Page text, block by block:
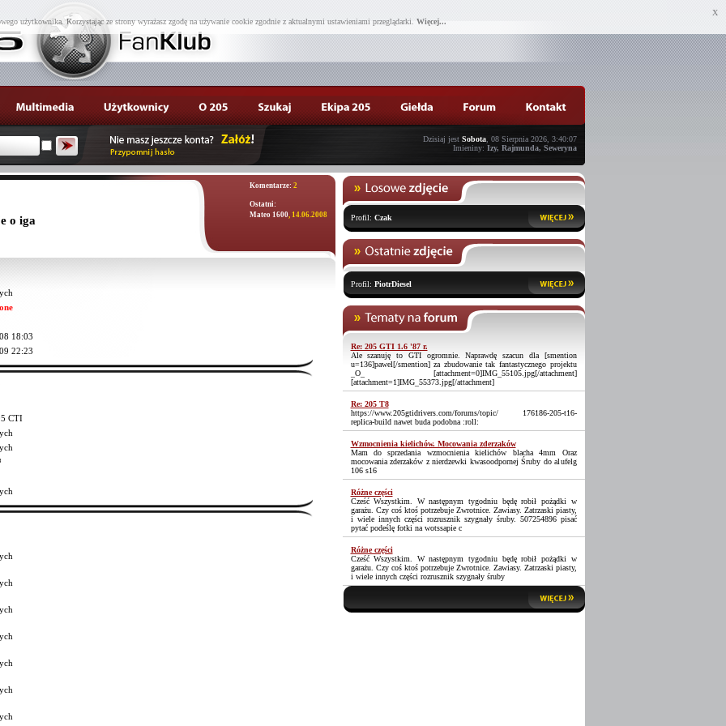
X
użytkownika. Korzystając ze strony wyrażasz zgodę na używanie cookie zgodnie z aktualnymi ustawieniami przeglądarki. Więcej...
Dzisiaj jest Sobota, 08 Sierpnia 2026, 3:40:07
Imieniny: Izy, Rajmunda, Seweryna
o iga
Komentarze: 2
Ostatni:
Mateo 1600, 14.06.2008
18:03
22:23
CTI
Profil: Czak
Profil: PiotrDiesel
Re: 205 GTI 1.6 '87 r.
Ale szanuję to GTI ogromnie. Naprawdę szacun dla [smention
u=136]pawel[/smention] za zbudowanie tak fantastycznego projektu
_O_ [attachment=0]IMG_55105.jpg[/attachment]
[attachment=1]IMG_55373.jpg[/attachment]
Re: 205 T8
https://www.205gtidrivers.com/forums/topic/ 176186-205-t16-
replica-build nawet buda podobna :roll:
Wzmocnienia kielichów. Mocowania zderzaków
Mam do sprzedania wzmocnienia kielichów blacha 4mm Oraz
mocowania zderzaków z nierdzewki kwasoodpornej Śruby do alufelg
106 s16
Różne części
Cześć Wszystkim. W następnym tygodniu będę robił pożądki w
garażu. Czy coś ktoś potrzebuje Zwrotnice. Zawiasy. Zatrzaski piasty,
i wiele innych części rozrusznik szygnały śruby. 507254896 pisać
pytać podeślę fotki na wotssapie c
Różne części
Cześć Wszystkim. W następnym tygodniu będę robił pożądki w
garażu. Czy coś ktoś potrzebuje Zwrotnice. Zawiasy. Zatrzaski piasty,
i wiele innych części rozrusznik szygnały śruby